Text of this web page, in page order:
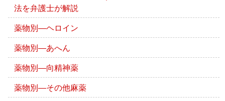
法を弁護士が解説
薬物別―ヘロイン
薬物別―あへん
薬物別―向精神薬
薬物別―その他麻薬